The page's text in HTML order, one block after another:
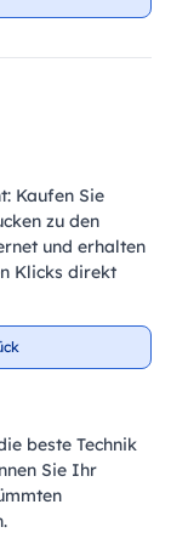
Kaufen Sie
zu den
und erhalten
Klicks direkt
beste Technik
Sie Ihr